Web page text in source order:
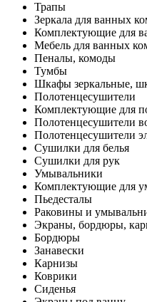
Трапы
Зеркала для ванных
Комплектующие для
Мебель для ванных
Пеналы, комоды
Тумбы
Шкафы зеркальные,
Полотенцесушители
Комплектующие для
Полотенцесушители
Полотенцесушители
Сушилки для белья
Сушилки для рук
Умывальники
Комплектующие для
Пьедесталы
Раковины и
Экраны, бордюры,
Бордюры
Занавески
Карнизы
Коврики
Сиденья